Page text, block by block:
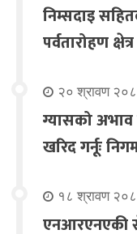
निम्सदाइ
पर्वतारोहण
२० श्रावण
ग्यासको
खरिद गर्नूः
१८ श्रावण
एनआरएनएकी